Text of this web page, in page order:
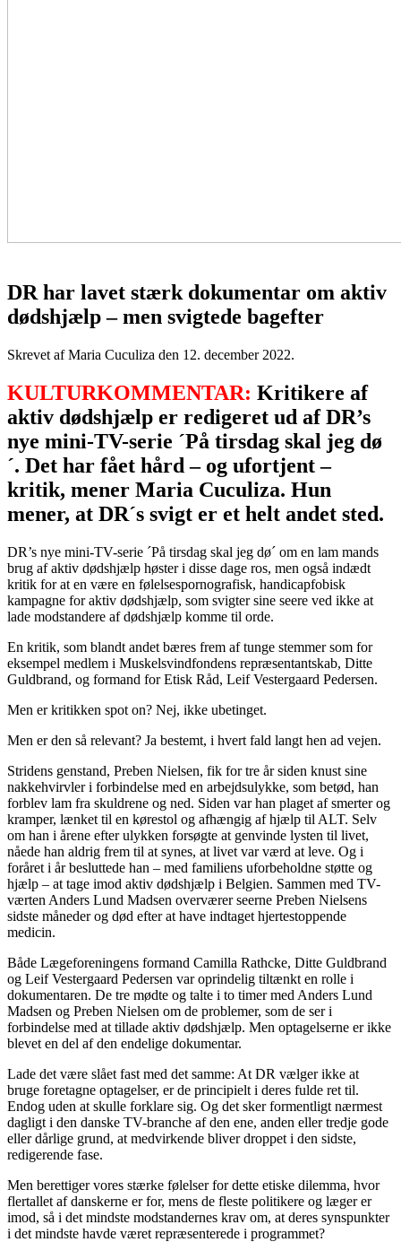
DR har lavet stærk dokumentar om aktiv
dødshjælp – men svigtede bagefter
Skrevet af Maria Cuculiza den 12. december 2022.
KULTURKOMMENTAR: Kritikere af
aktiv dødshjælp er redigeret ud af DR’s
nye mini-TV-serie ´På tirsdag skal jeg dø
´. Det har fået hård – og ufortjent –
kritik, mener Maria Cuculiza. Hun
mener, at DR´s svigt er et helt andet sted.
DR’s nye mini-TV-serie ´På tirsdag skal jeg dø´ om en lam mands
brug af aktiv dødshjælp høster i disse dage ros, men også indædt
kritik for at en være en følelsespornografisk, handicapfobisk
kampagne for aktiv dødshjælp, som svigter sine seere ved ikke at
lade modstandere af dødshjælp komme til orde.
En kritik, som blandt andet bæres frem af tunge stemmer som for
eksempel medlem i Muskelsvindfondens repræsentantskab, Ditte
Guldbrand, og formand for Etisk Råd, Leif Vestergaard Pedersen.
Men er kritikken spot on? Nej, ikke ubetinget.
Men er den så relevant? Ja bestemt, i hvert fald langt hen ad vejen.
Stridens genstand, Preben Nielsen, fik for tre år siden knust sine
nakkehvirvler i forbindelse med en arbejdsulykke, som betød, han
forblev lam fra skuldrene og ned. Siden var han plaget af smerter og
kramper, lænket til en kørestol og afhængig af hjælp til ALT. Selv
om han i årene efter ulykken forsøgte at genvinde lysten til livet,
nåede han aldrig frem til at synes, at livet var værd at leve. Og i
foråret i år besluttede han – med familiens uforbeholdne støtte og
hjælp – at tage imod aktiv dødshjælp i Belgien. Sammen med TV-
værten Anders Lund Madsen overværer seerne Preben Nielsens
sidste måneder og død efter at have indtaget hjertestoppende
medicin.
Både Lægeforeningens formand Camilla Rathcke, Ditte Guldbrand
og Leif Vestergaard Pedersen var oprindelig tiltænkt en rolle i
dokumentaren. De tre mødte og talte i to timer med Anders Lund
Madsen og Preben Nielsen om de problemer, som de ser i
forbindelse med at tillade aktiv dødshjælp. Men optagelserne er ikke
blevet en del af den endelige dokumentar.
Lade det være slået fast med det samme: At DR vælger ikke at
bruge foretagne optagelser, er de principielt i deres fulde ret til.
Endog uden at skulle forklare sig. Og det sker formentligt nærmest
dagligt i den danske TV-branche af den ene, anden eller tredje gode
eller dårlige grund, at medvirkende bliver droppet i den sidste,
redigerende fase.
Men berettiger vores stærke følelser for dette etiske dilemma, hvor
flertallet af danskerne er for, mens de fleste politikere og læger er
imod, så i det mindste modstandernes krav om, at deres synspunkter
i det mindste havde været repræsenterede i programmet?